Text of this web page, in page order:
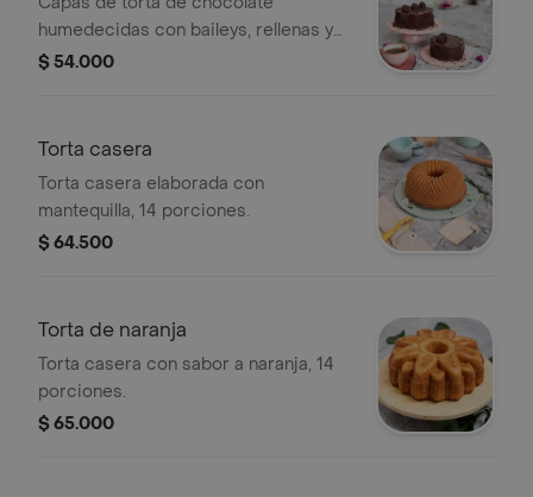
humedecidas con baileys, rellenas y
cubiertas con ganache de chocolate
$ 54.000
Torta casera
Torta casera elaborada con
mantequilla, 14 porciones.
$ 64.500
Torta de naranja
Torta casera con sabor a naranja, 14
porciones.
$ 65.000